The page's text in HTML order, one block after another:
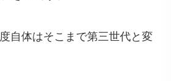
自体はそこまで第三世代と変